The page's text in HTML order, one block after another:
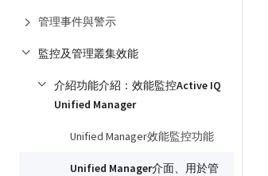
管理事件與警示
監控及管理叢集效能
介紹功能介紹：效能監控Active IQ
Unified Manager
Unified Manager效能監控功能
Unified Manager介面、用於管